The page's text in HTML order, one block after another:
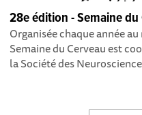
28e édition - Semaine du
Organisée chaque année
Semaine du Cerveau est
la Société des